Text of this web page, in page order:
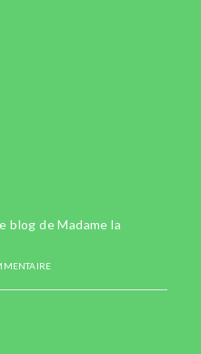
blog de Madame la